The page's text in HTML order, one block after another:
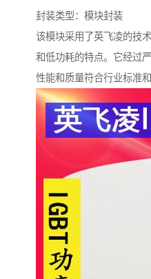
封装类型：模块封装
该模块采用了英飞凌的技
和低功耗的特点。它经过
性能和质量符合行业标准和